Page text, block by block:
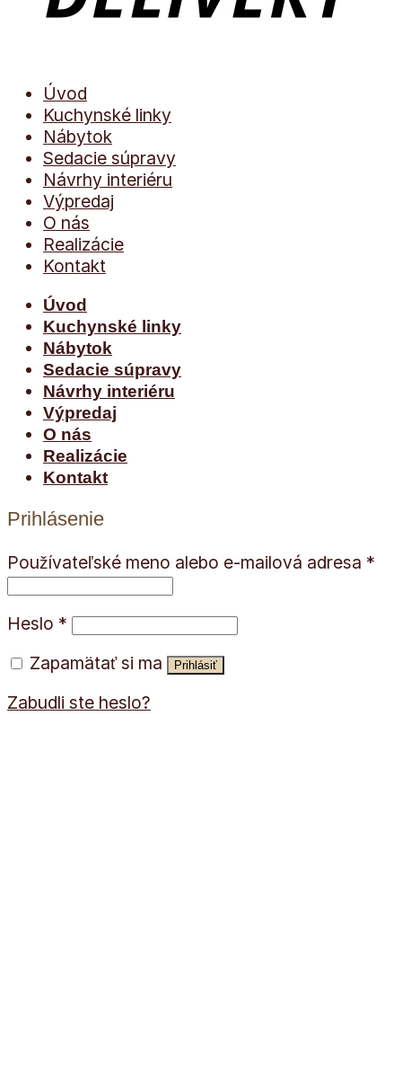
Úvod
Kuchynské linky
Nábytok
Sedacie súpravy
Návrhy interiéru
Výpredaj
O nás
Realizácie
Kontakt
Úvod
Kuchynské linky
Nábytok
Sedacie súpravy
Návrhy interiéru
Výpredaj
O nás
Realizácie
Kontakt
Prihlásenie
Používateľské meno alebo e-mailová adresa *
Heslo *
Zapamätať si ma
Prihlásiť
Zabudli ste heslo?